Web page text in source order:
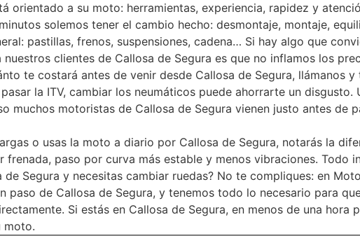
orientado a su moto: herramientas, experiencia, rapidez y
solemos tener el cambio hecho: desmontaje, montaje,
pastillas, frenos, suspensiones, cadena… Si hay algo que
nuestros clientes de Callosa de Segura es que no inflamos los
te costará antes de venir desde Callosa de Segura, llámanos
la ITV, cambiar los neumáticos puede ahorrarte un
muchos motoristas de Callosa de Segura vienen justo antes de
o usas la moto a diario por Callosa de Segura, notarás la
frenada, paso por curva más estable y menos vibraciones. Todo
de Segura y necesitas cambiar ruedas? No te compliques: en
paso de Callosa de Segura, y tenemos todo lo necesario para
Si estás en Callosa de Segura, en menos de una
moto.